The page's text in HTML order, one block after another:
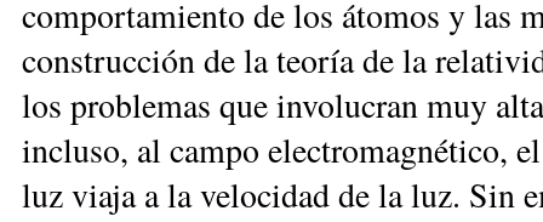
comportamiento de los átomos y las
construcción de la teoría de la
los problemas que involucran muy
incluso, al campo electromagnético,
luz viaja a la velocidad de la luz. Sin